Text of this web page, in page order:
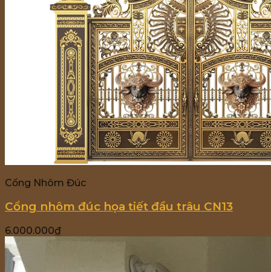
Cổng Nhôm Đúc
Cổng nhôm đúc họa tiết đầu trâu CN13
6.000.000₫